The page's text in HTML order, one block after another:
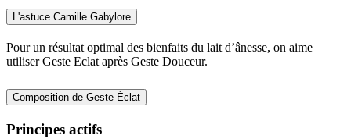
L'astuce Camille Gabylore
Pour un résultat optimal des bienfaits du lait d’ânesse, on aime
utiliser Geste Eclat après Geste Douceur.
Composition de Geste Éclat
Principes actifs